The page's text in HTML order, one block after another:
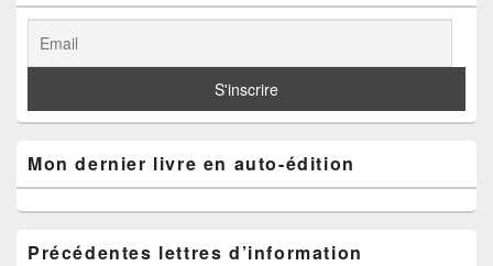
Mon dernier livre en auto-édition
Précédentes lettres d’information